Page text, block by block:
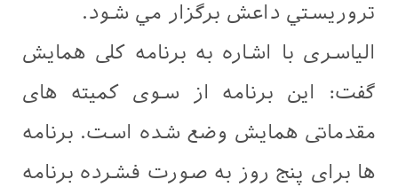
تروريستي داعش برگزار مي شود.
الیاسری با اشاره به برنامه کلی همایش
گفت: اين برنامه از سوی كميته های
مقدماتی همایش وضع شده است. برنامه
ها برای پنج روز به صورت فشرده برنامه